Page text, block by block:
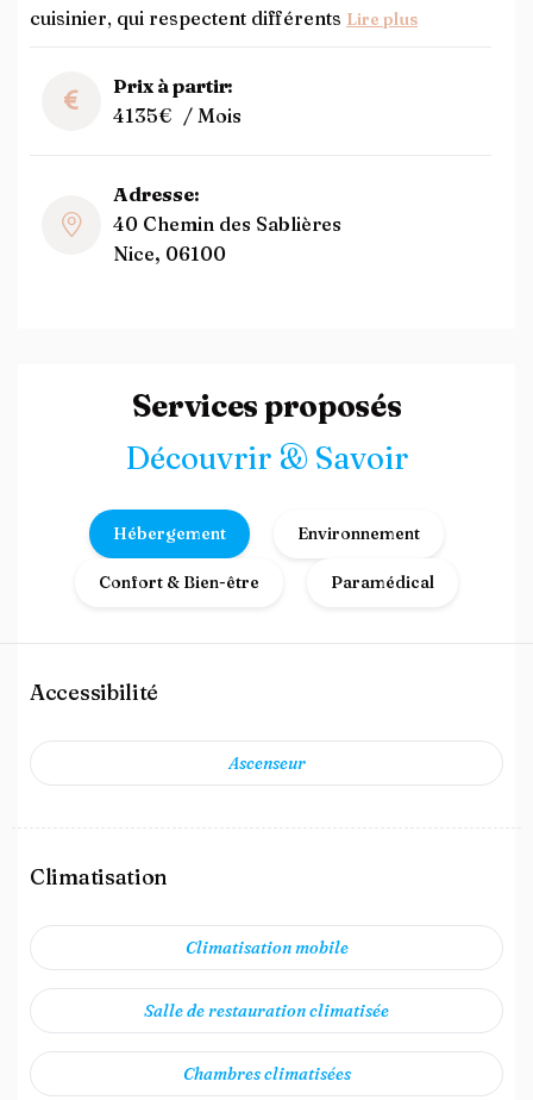
cuisinier, qui respectent différents Lire plus
Prix à partir:
4135€ / Mois
Adresse:
40 Chemin des Sablières
Nice, 06100
Services proposés
Découvrir & Savoir
Hébergement Environnement
Confort & Bien-être Paramédical
Accessibilité
Ascenseur
Climatisation
Climatisation mobile
Salle de restauration climatisée
Chambres climatisées